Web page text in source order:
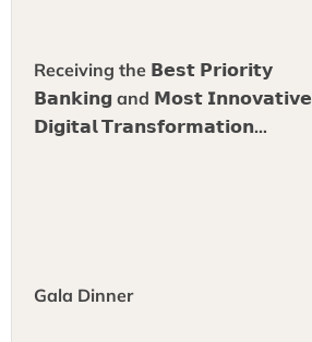
Receiving the 𝗕𝗲𝘀𝘁 𝗣𝗿𝗶𝗼𝗿𝗶𝘁𝘆
𝗕𝗮𝗻𝗸𝗶𝗻𝗴 and 𝗠𝗼𝘀𝘁 𝗜𝗻𝗻𝗼𝘃𝗮𝘁𝗶𝘃𝗲
𝗗𝗶𝗴𝗶𝘁𝗮𝗹 𝗧𝗿𝗮𝗻𝘀𝗳𝗼𝗿𝗺𝗮𝘁𝗶𝗼𝗻
Gala Dinner